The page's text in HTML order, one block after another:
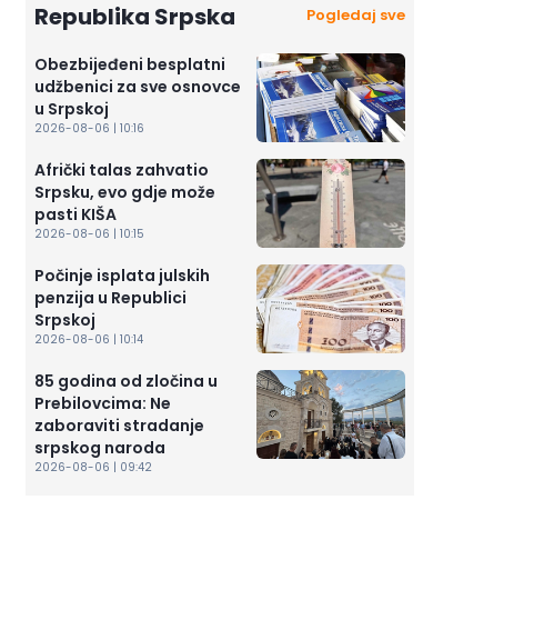
Republika Srpska Pogledaj sve
Obezbijeđeni besplatni
udžbenici za sve osnovce
u Srpskoj
2026-08-06 | 10:16
Afrički talas zahvatio
Srpsku, evo gdje može
pasti KIŠA
2026-08-06 | 10:15
Počinje isplata julskih
penzija u Republici
Srpskoj
2026-08-06 | 10:14
85 godina od zločina u
Prebilovcima: Ne
zaboraviti stradanje
srpskog naroda
2026-08-06 | 09:42